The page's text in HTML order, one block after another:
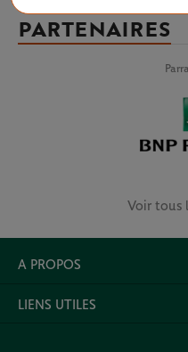
PARTENAIRES
Voir tous
A PROPOS
LIENS UTILES